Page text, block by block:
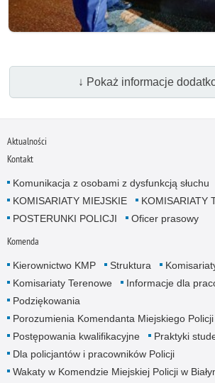
↓ Pokaż informacje
Aktualności
Kontakt
Komunikacja z osobami z dysfunkcją słuchu
KOMISARIATY MIEJSKIE
KOMISARIATY
POSTERUNKI POLICJI
Oficer prasowy
Komenda
Kierownictwo KMP Struktura
Komisariaty Terenowe
Informacje dla
Podziękowania
Porozumienia Komendanta Miejskiego Policji
Postępowania kwalifikacyjne
Praktyki
Dla policjantów i pracowników Policji
Wakaty w Komendzie Miejskiej Policji w